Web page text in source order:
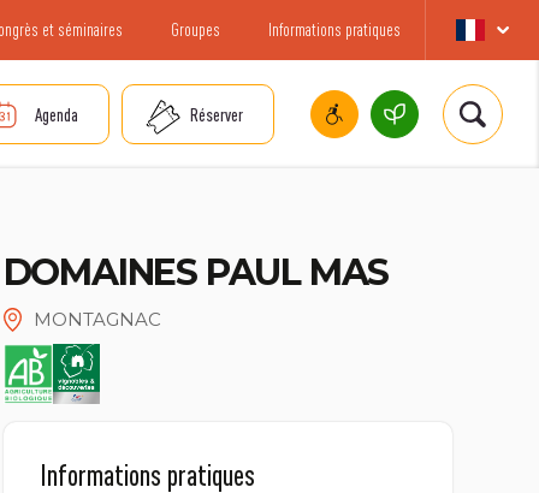
et séminaires Groupes Informations pratiques
Agenda Réserver
DOMAINES PAUL MAS
MONTAGNAC
Informations pratiques